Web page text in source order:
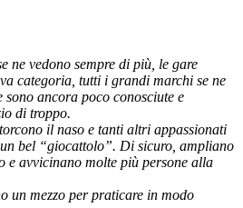
ne vedono sempre di più, le gare
categoria, tutti i grandi marchi se ne
ancora poco conosciute e
di troppo.
il naso e tanti altri appassionati
bel “giocattolo”. Di sicuro, ampliano
e avvicinano molte più persone alla
un mezzo per praticare in modo